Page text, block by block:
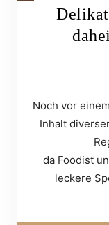
Noch vor
Inhalt
da Foodist
leckere